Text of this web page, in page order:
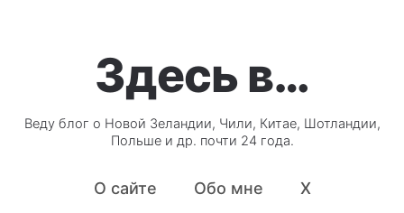
Здесь в…
Веду блог о Новой Зеландии, Чили, Китае, Шотландии,
Польше и др. почти 24 года.
О сайте Обо мне X